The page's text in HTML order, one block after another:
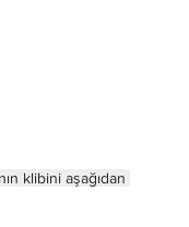
klibini aşağıdan